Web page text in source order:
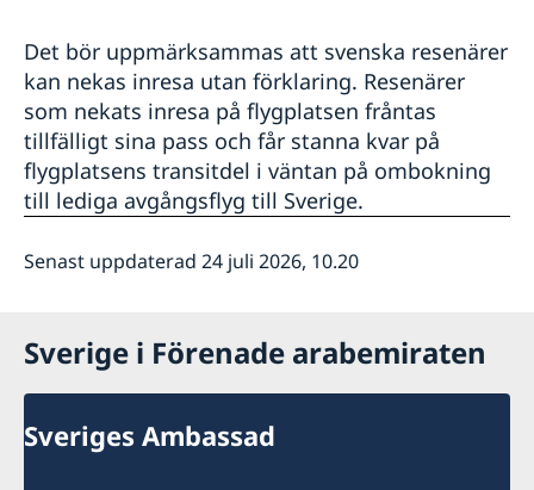
Det bör uppmärksammas att svenska resenärer
kan nekas inresa utan förklaring. Resenärer
som nekats inresa på flygplatsen fråntas
tillfälligt sina pass och får stanna kvar på
flygplatsens transitdel i väntan på ombokning
till lediga avgångsflyg till Sverige.
Senast uppdaterad 24 juli 2026, 10.20
Sverige i Förenade arabemiraten
Sveriges Ambassad